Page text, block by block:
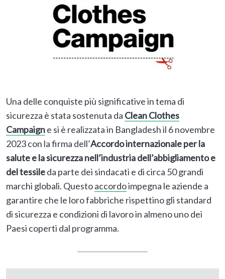
Una delle conquiste più significative in tema di
sicurezza è stata sostenuta da Clean Clothes
Campaigne si è realizzata in Bangladesh il 6 novembre
2023 con la firma dell’Accordo internazionale per la
salute e la sicurezza nell’industria dell’abbigliamento e
del tessileda parte dei sindacati e di circa 50 grandi
marchi globali. Questoaccordoimpegna le aziende a
garantire che le loro fabbriche rispettino gli standard
di sicurezza e condizioni di lavoro in almeno uno dei
Paesi coperti dal programma.